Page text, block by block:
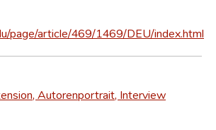
page/article/469/1469/DEU/index.html
Autorenportrait, Interview